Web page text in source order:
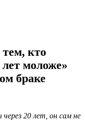
кто
моложе»
браке
20 лет, он сам не